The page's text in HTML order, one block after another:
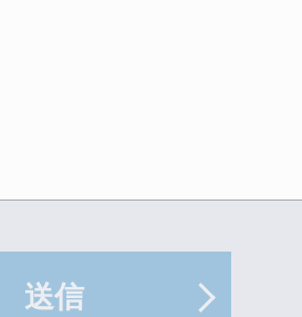
送信